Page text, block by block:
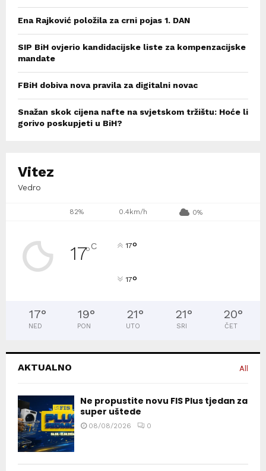
Ena Rajković položila za crni pojas 1. DAN
SIP BiH ovjerio kandidacijske liste za kompenzacijske
mandate
FBiH dobiva nova pravila za digitalni novac
Snažan skok cijena nafte na svjetskom tržištu: Hoće li
gorivo poskupjeti u BiH?
Vitez
Vedro
82% 0.4km/h 0%
17°C 17°
17°
17°
NED
19°
PON
21°
UTO
21°
SRI
20°
ČET
AKTUALNO All
Ne propustite novu FIS Plus tjedan za
super uštede
08/08/2026 0